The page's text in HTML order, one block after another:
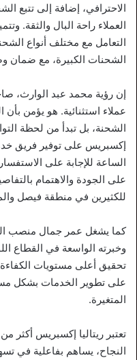
الاحترافي، إضافة إلى تتبع
العملاء راحة البال والثقة.
التعامل مع مختلف أنواع
الشحنات الكبيرة، مع ضمان
إن رؤية محمد عبد الوارث،
عملاء استثنائية. هو يؤمن بأن
الشحنة، بل تبدأ من لحظة
إكسبريس على توفير فريق
الساعة للإجابة على
على الجودة والاهتمام
للكثيرين في منطقة فيصل
كما يشغل عمر جمال منصب
وخبرته الواسعة في القطاع
تحقيق أعلى مستويات
على تطوير الخدمات بشكل
المتغيرة.
تعتبر ريتاليا إكسبريس
النجاح، يساهم بفاعلية في